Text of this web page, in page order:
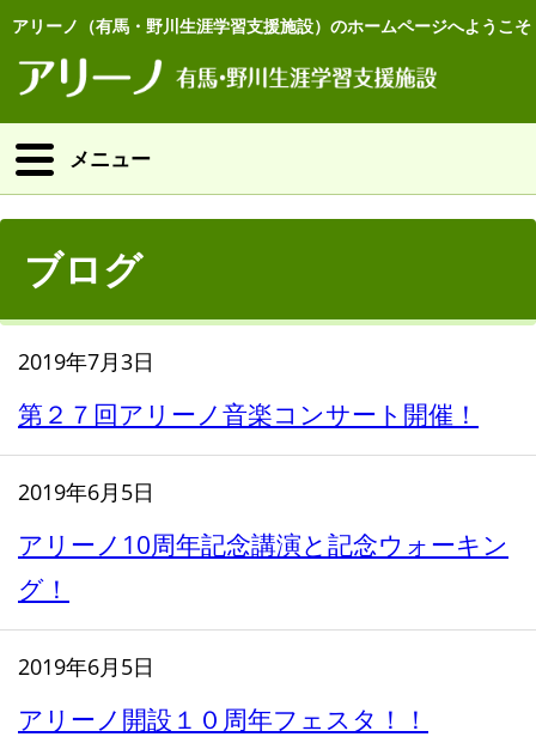
アリーノ（有馬・野川生涯学習支援施設）のホームページへようこそ
メニュー
ブログ
2019年7月3日
第２７回アリーノ音楽コンサート開催！
2019年6月5日
アリーノ10周年記念講演と記念ウォーキン
グ！
2019年6月5日
アリーノ開設１０周年フェスタ！！